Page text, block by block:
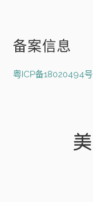
备案信息
粤ICP备18020494号